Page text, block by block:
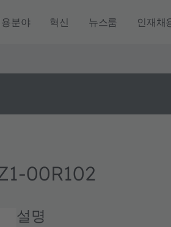
분야 혁신 뉴스룸 인재채
00R102
설명